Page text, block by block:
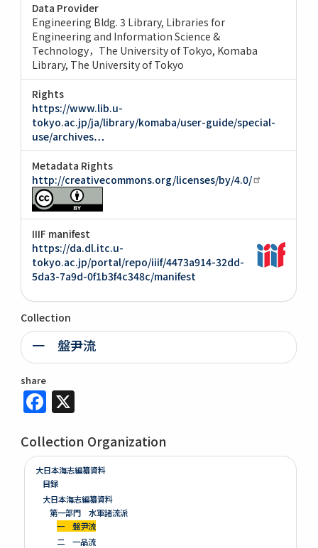
Data Provider
Engineering Bldg. 3 Library, Libraries for
Engineering and Information Science &
Technology，The University of Tokyo Komaba
Library, The University of Tokyo
Rights
https://www.lib.u-
tokyo.ac.jp/ja/library/komaba/user-guide/special-
use/archives…
Metadata Rights
http://creativecommons.org/licenses/by/4.0/
IIIF manifest
https://da.dl.itc.u-
tokyo.ac.jp/portal/repo/iiif/4473a914-32dd-
5da3-7a9d-0f1b3f4c348c/manifest
Collection
一 盤尹流
share
Facebook
Collection Organization
大日本海志編纂資料
目録
大日本海志編纂資料
第一部門 水軍諸流派
一 盤尹流
二 一品流